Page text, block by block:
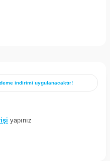
indirimi uygulanacaktır!
yapınız